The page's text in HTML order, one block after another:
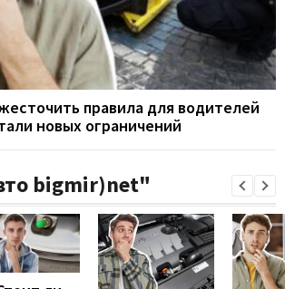
правила для водителей
новых ограничений
bigmir)net"